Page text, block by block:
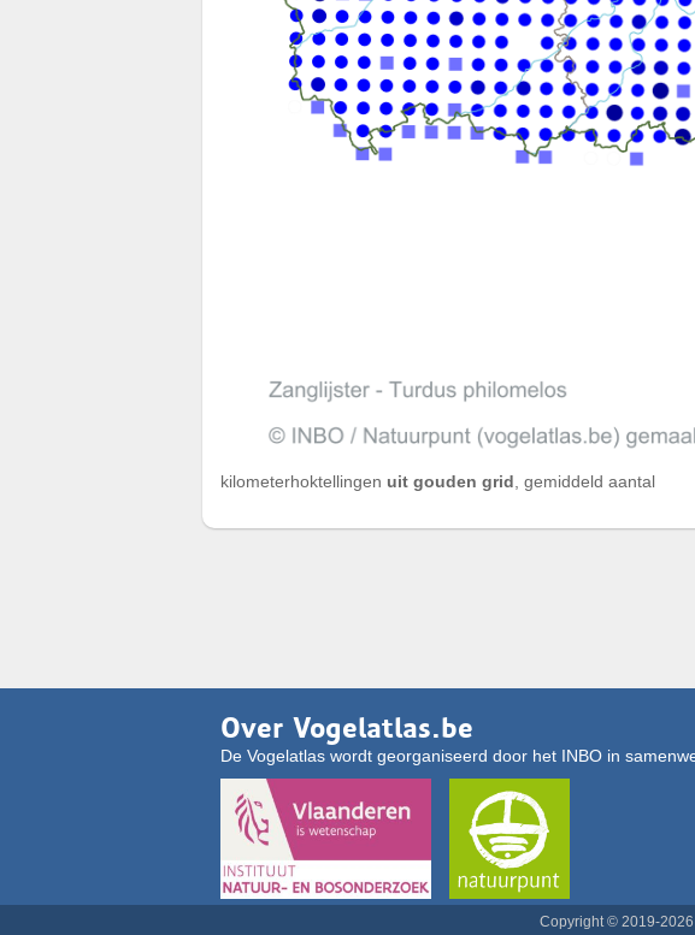
kilometerhoktellingen uit gouden grid , gemiddeld aantal
Over Vogelatlas.be
De Vogelatlas wordt georganiseerd door het INBO in
Copyright © 2019-